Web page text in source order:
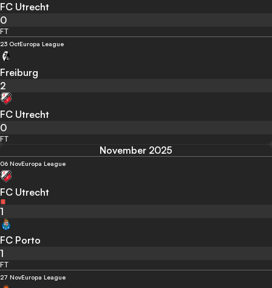
FC Utrecht
0
FT
23 OctEuropa League
Freiburg
2
FC Utrecht
0
FT
November 2025
06 NovEuropa League
FC Utrecht
1
FC Porto
1
FT
27 NovEuropa League